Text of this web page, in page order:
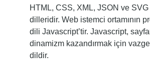
HTML, CSS, XML, JSON ve
dilleridir. Web istemci ortamının
dili Javascript’tir. Javascript,
dinamizm kazandırmak için
dildir.